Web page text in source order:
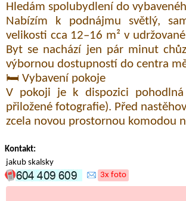
Hledám spolubydlení do
Nabízím k podnájmu světlý,
velikosti cca 12–16 m² v
Byt se nachází jen pár minut
výbornou dostupností do centra
🛏️ Vybavení pokoje
V pokoji je k dispozici
přiložené fotografie). Před
zcela novou prostornou komodou
Kontakt:
jakub skalsky
3x foto